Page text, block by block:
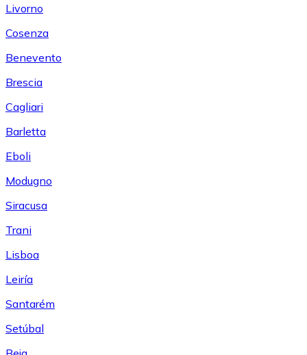
Livorno
Cosenza
Benevento
Brescia
Cagliari
Barletta
Eboli
Modugno
Siracusa
Trani
Lisboa
Leiría
Santarém
Setúbal